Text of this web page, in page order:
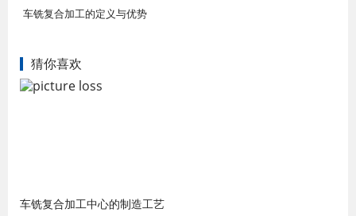
车铣复合加工的定义与优势
猜你喜欢
车铣复合加工中心的制造工艺